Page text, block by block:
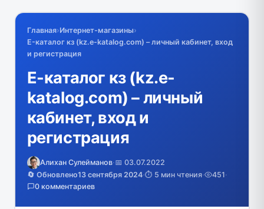
Главная›Интернет-магазины›
E-каталог кз (kz.e-katalog.com) – личный кабинет, вход
и регистрация
E-каталог кз (kz.e-
katalog.com) – личный
кабинет, вход и
регистрация
Алихан Сулейманов·📅 03.07.2022
🔄 Обновлено13 сентября 2024·⏱️ 5 мин чтения· 451·
0 комментариев